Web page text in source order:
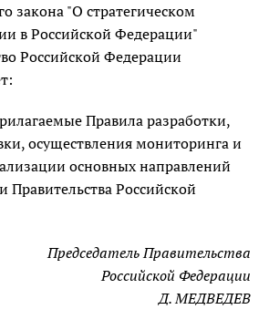
закона "О стратегическом
в Российской Федерации"
Российской Федерации
Правила разработки,
осуществления мониторинга и
основных направлений
Правительства Российской
Председатель Правительства
Российской Федерации
Д. МЕДВЕДЕВ